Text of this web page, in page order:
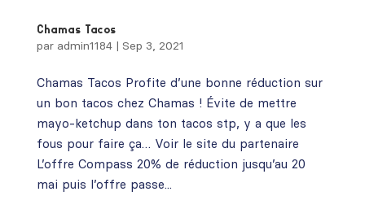
Chamas Tacos
par admin1184| Sep 3, 2021
Chamas Tacos Profite d’une bonne réduction sur
un bon tacos chez Chamas ! Évite de mettre
mayo-ketchup dans ton tacos stp, y a que les
fous pour faire ça… Voir le site du partenaire
L’offre Compass 20% de réduction jusqu’au 20
mai puis l’offre passe...